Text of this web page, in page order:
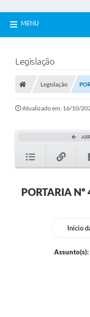
MENU
Legislação
Legislação
Atualizado em: 16/10/
PORTARIA
Início
Assunto(s):